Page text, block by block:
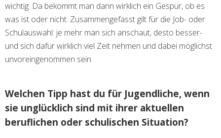
wichtig. Da bekommt man dann wirklich ein Gespür, ob es
was ist oder nicht. Zusammengefasst gilt für die Job- oder
Schulauswahl: je mehr man sich anschaut, desto besser-
und sich dafür wirklich viel Zeit nehmen und dabei möglichst
unvoreingenommen sein.
Welchen Tipp hast du für Jugendliche, wenn
sie unglücklich sind mit ihrer aktuellen
beruflichen oder schulischen Situation?